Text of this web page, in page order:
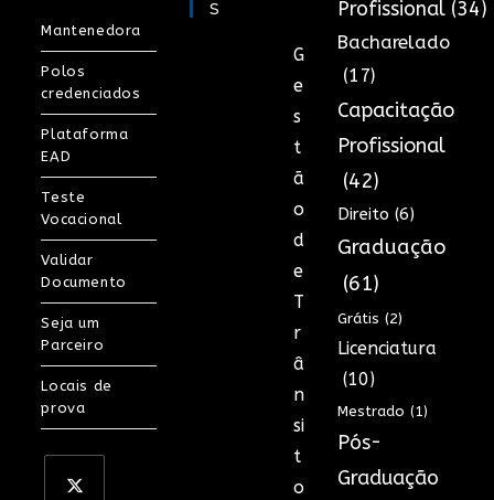
Mantenedora
Polos
credenciados
Plataforma
EAD
Teste
Vocacional
Validar
Documento
Seja um
Parceiro
Locais de
prova
S
G
e
s
t
ã
o
d
e
T
r
â
n
si
t
o
Profissional (34)
Bacharelado
(17)
Capacitação
Profissional
(42)
Direito (6)
Graduação
(61)
Grátis (2)
Licenciatura
(10)
Mestrado (1)
Pós-
Graduação